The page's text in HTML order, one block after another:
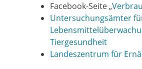
Facebook-Seite „
Untersuchungsämter
Tiergesundheit
Landeszentrum für